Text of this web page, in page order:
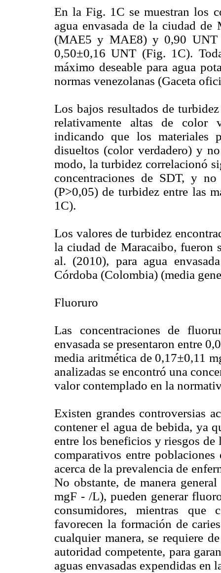
En la Fig. 1C se muestran los
agua envasada de la ciudad de
(MAE5 y MAE8) y 0,90 UNT
0,50±0,16 UNT (Fig. 1C).
máximo deseable para agua
normas venezolanas (Gaceta
Los bajos resultados de
relativamente altas de color
indicando que los materiales
disueltos (color verdadero) y
modo, la turbidez correlacionó
concentraciones de SDT, y
(P>0,05) de turbidez entre las
1C).
Los valores de turbidez
la ciudad de Maracaibo, fueron
al. (2010), para agua
Córdoba (Colombia) (media
Fluoruro
Las concentraciones de
envasada se presentaron entre
media aritmética de 0,17±0,11
analizadas se encontró una
valor contemplado en la
Existen grandes controversias
contener el agua de bebida, ya
entre los beneficios y riesgos
comparativos entre
acerca de la prevalencia de
No obstante, de manera
mgF - /L), pueden generar
consumidores, mientras
favorecen la formación de
cualquier manera, se requiere
autoridad competente, para
aguas envasadas expendidas en